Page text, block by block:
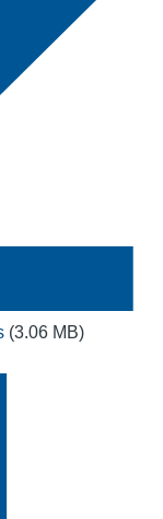
(3.06 MB)